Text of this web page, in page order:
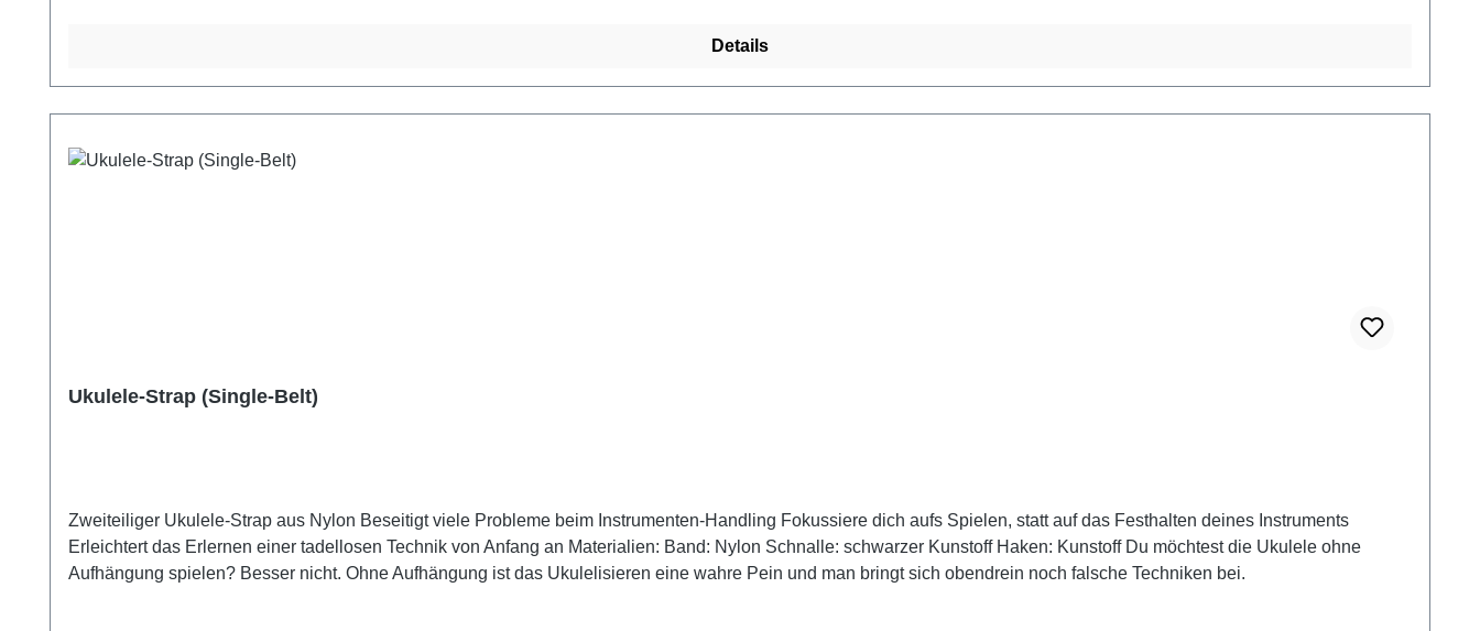
Details
Ukulele-Strap (Single-Belt)
Zweiteiliger Ukulele-Strap aus Nylon Beseitigt viele Probleme beim Instrumenten-Handling Fokussiere dich aufs Spielen, statt auf das Festhalten deines Instruments
Erleichtert das Erlernen einer tadellosen Technik von Anfang an Materialien: Band: Nylon Schnalle: schwarzer Kunstoff Haken: Kunstoff Du möchtest die Ukulele ohne
Aufhängung spielen? Besser nicht. Ohne Aufhängung ist das Ukulelisieren eine wahre Pein und man bringt sich obendrein noch falsche Techniken bei.